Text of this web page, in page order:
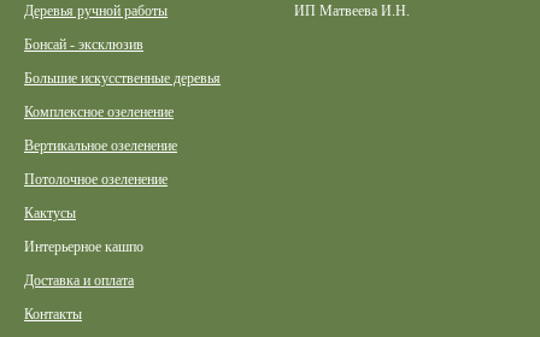
Деревья ручной работы
Бонсай - эксклюзив
Большие искусственные деревья
Комплексное озеленение
Вертикальное озеленение
Потолочное озеленение
Кактусы
Интерьерное кашпо
Доставка и оплата
Контакты
ИП Матвеева И.Н.